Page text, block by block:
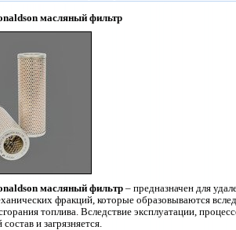
масляный фильтр
масляный фильтр – предназначен для
фракций, которые образовываются
топлива. Вследствие эксплуатации,
и загрязняется.